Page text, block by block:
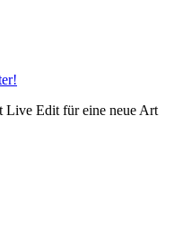
Live Edit für eine neue Art